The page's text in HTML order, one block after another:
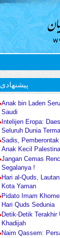
پیشنهادی
Anak bin Laden
Saudi
Intelijen Eropa:
Seluruh Dunia
Sadis, Pemberontak
Anak Kecil Palestina
Jangan Cemas
Segalanya !
Hari al-Quds,
Kota Yaman
Pidato Imam
Hari Quds Sedunia
Detik-Detik
Khadijah
Naim Qassem: